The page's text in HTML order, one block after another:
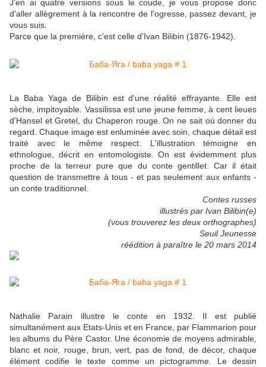
J'en ai quatre versions sous le coude, je vous propose donc
d'aller allègrement à la rencontre de l'ogresse, passez devant, je
vous suis.
Parce que la première, c'est celle d'Ivan Bilibin (1876-1942).
La Baba Yaga de Bilibin est d'une réalité effrayante. Elle est
sèche, impitoyable. Vassilissa est une jeune femme, à cent lieues
d'Hansel et Gretel, du Chaperon rouge. On ne sait où donner du
regard. Chaque image est enluminée avec soin, chaque détail est
traité avec le même respect. L'illustration témoigne en
ethnologue, décrit en entomologiste. On est évidemment plus
proche de la terreur pure que du conte gentillet. Car il était
question de transmettre à tous - et pas seulement aux enfants -
un conte traditionnel.
Contes russes
illustrés par Ivan Bilibin(e)
(vous trouverez les deux orthographes)
Seuil Jeunesse
réédition à paraître le 20 mars 2014
Nathalie Parain illustre le conte en 1932. Il est publié
simultanément aux Etats-Unis et en France, par Flammarion pour
les albums du Père Castor. Une économie de moyens admirable,
blanc et noir, rouge, brun, vert, pas de fond, de décor, chaque
élément codifie le texte comme un pictogramme. Le dessin